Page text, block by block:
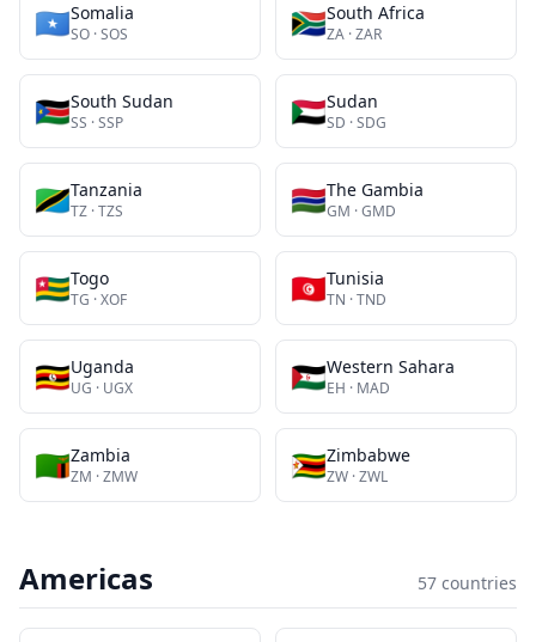
🇸🇴Somalia
SO ·SOS 🇿🇦South Africa
ZA ·ZAR
🇸🇸South Sudan
SS ·SSP 🇸🇩Sudan
SD ·SDG
🇹🇿Tanzania
TZ ·TZS 🇬🇲The Gambia
GM ·GMD
🇹🇬Togo
TG ·XOF 🇹🇳Tunisia
TN ·TND
🇺🇬Uganda
UG · UGX 🇪🇭Western Sahara
EH · MAD
🇿🇲Zambia
ZM ·ZMW 🇿🇼Zimbabwe
ZW ·ZWL
Americas 57 countries